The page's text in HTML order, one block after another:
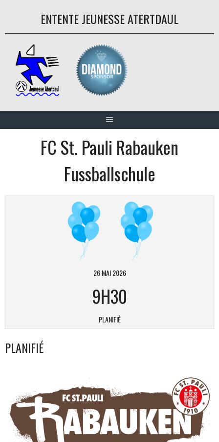
ENTENTE JEUNESSE ATERTDAUL
FC St. Pauli Rabauken
Fussballschule
26 MAI 2026
9H30
PLANIFIÉ
PLANIFIÉ